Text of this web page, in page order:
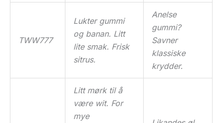
TWW777
Lukter gummi
og banan. Litt
lite smak. Frisk
sitrus.
Anelse
gummi?
Savner
klassiske
krydder.
Litt mørk til å
være wit. For
mye